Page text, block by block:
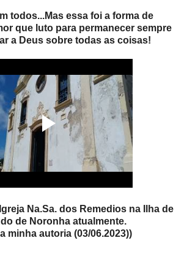
todos...Mas essa foi a forma de
que luto para permanecer sempre
a Deus sobre todas as coisas!
Na.Sa. dos Remedios na Ilha de
de Noronha atualmente.
minha autoria (03/06.2023))